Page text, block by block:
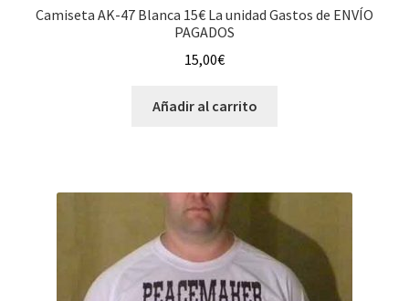
Camiseta AK-47 Blanca 15€ La unidad Gastos de ENVÍO
PAGADOS
15,00€
Añadir al carrito